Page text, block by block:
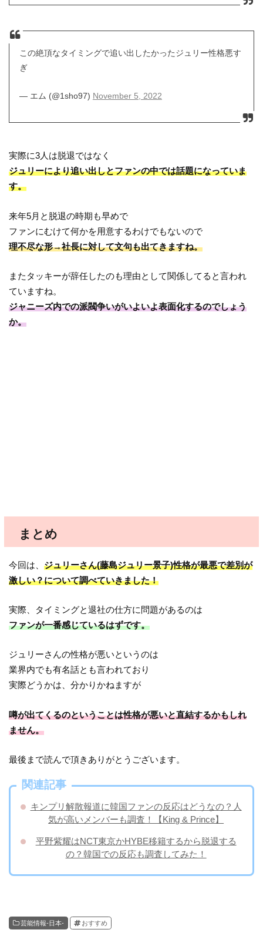
この絶頂なタイミングで追い出したかったジュリー性格悪す
ぎ
— エム (@1sho97) November 5, 2022
実際に3人は脱退ではなく
ジュリーにより追い出しとファンの中では話題になっていま
す。
来年5月と脱退の時期も早めで
ファンにむけて何かを用意するわけでもないので
理不尽な形→社長に対して文句も出てきますね。
またタッキーが辞任したのも理由として関係してると言われ
ていますね。
ジャニーズ内での派閥争いがいよいよ表面化するのでしょう
か。
まとめ
今回は、ジュリーさん(藤島ジュリー景子)性格が最悪で差別が
激しい？について調べていきました！
実際、タイミングと退社の仕方に問題があるのは
ファンが一番感じているはずです。
ジュリーさんの性格が悪いというのは
業界内でも有名話とも言われており
実際どうかは、分かりかねますが
噂が出てくるのということは性格が悪いと直結するかもしれ
ません。
最後まで読んで頂きありがとうございます。
関連記事
キンプリ解散報道に韓国ファンの反応はどうなの？人
気が高いメンバーも調査！【King & Prince】
平野紫耀はNCT東京かHYBE移籍するから脱退する
の？韓国での反応も調査してみた！
芸能情報-日本- おすすめ